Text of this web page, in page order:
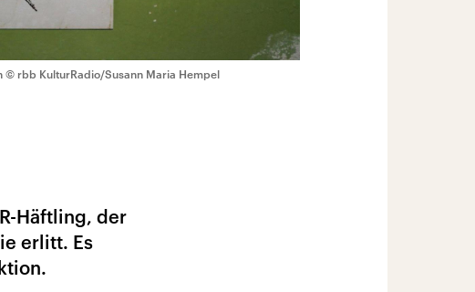
© rbb KulturRadio/Susann Maria Hempel
Häftling, der
erlitt. Es